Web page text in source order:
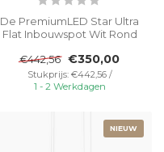
De PremiumLED Star Ultra
Flat Inbouwspot Wit Rond
de Eco...
€442,56 €350,00
Stukprijs: €442,56 /
1 - 2 Werkdagen
NIEUW